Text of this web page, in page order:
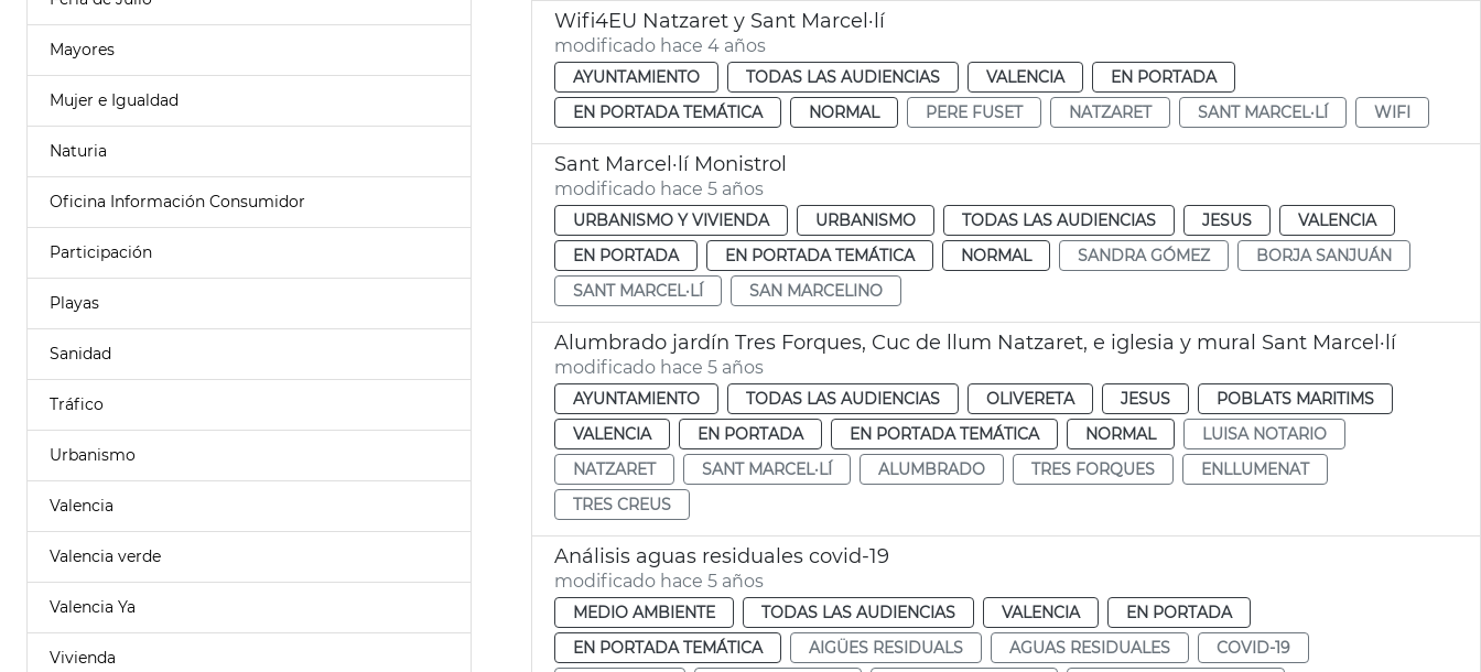
Mayores
Mujer e Igualdad
Naturia
Oficina Información Consumidor
Participación
Playas
Sanidad
Tráfico
Urbanismo
Valencia
Valencia verde
Valencia Ya
Vivienda
Wifi4EU Natzaret y Sant Marcel·lí
modificado hace 4 años
AYUNTAMIENTO TODAS LAS AUDIENCIAS VALENCIA
EN PORTADA
EN PORTADA TEMÁTICA
NORMAL PERE FUSET NATZARET SANT MARCEL·LÍ WIFI
Sant Marcel·lí Monistrol
modificado hace 5 años
URBANISMO Y VIVIENDA URBANISMO TODAS LAS AUDIENCIAS JESUS
VALENCIA
EN PORTADA
EN PORTADA TEMÁTICA NORMAL SANDRA GÓMEZ
BORJA SANJUÁN
SANT MARCEL·LÍ
SAN MARCELINO
Alumbrado jardín Tres Forques, Cuc de llum Natzaret, e iglesia y mural Sant Marcel·lí
modificado hace 5 años
AYUNTAMIENTO TODAS LAS AUDIENCIAS OLIVERETA JESUS
POBLATS MARITIMS
VALENCIA
EN PORTADA EN PORTADA TEMÁTICA NORMAL
LUISA NOTARIO
NATZARET
SANT MARCEL·LÍ ALUMBRADO TRES FORQUES
ENLLUMENAT
TRES CREUS
Análisis aguas residuales covid-19
modificado hace 5 años
MEDIO AMBIENTE TODAS LAS AUDIENCIAS VALENCIA
EN PORTADA
EN PORTADA TEMÁTICA
AIGÜES RESIDUALS AGUAS RESIDUALES
COVID-19